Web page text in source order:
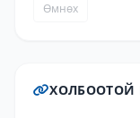
Өмнөх
ХОЛБООТОЙ